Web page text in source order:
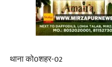
थाना को0शहर-02